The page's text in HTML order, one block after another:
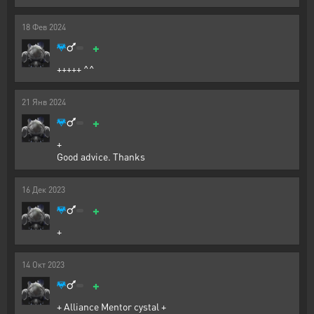
18 Фев 2024
+
+++++ ^^
21 Янв 2024
+
+
Good advice. Thanks
16 Дек 2023
+
+
14 Окт 2023
+
+ Alliance Mentor cystal +